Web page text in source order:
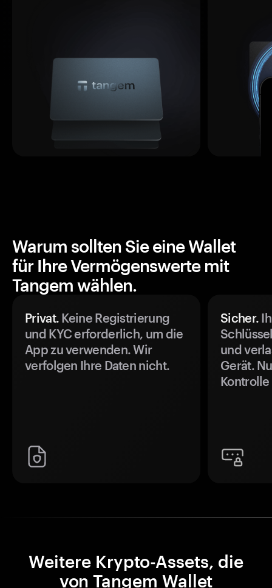
Warum sollten Sie eine Wallet
für Ihre Vermögenswerte mit
Tangem wählen.
Privat. Keine Registrierung
und KYC erforderlich, um die
App zu verwenden. Wir
verfolgen Ihre Daten nicht.
Sicher.
und
Gerät.
Weitere Krypto-Assets, die
von Tangem Wallet